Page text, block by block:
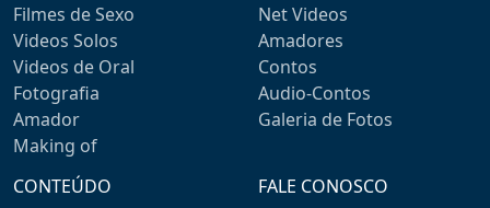
Filmes de Sexo
Videos Solos
Videos de Oral
Fotografia
Amador
Making of
Net Videos
Amadores
Contos
Audio-Contos
Galeria de Fotos
CONTEÚDO
FALE CONOSCO